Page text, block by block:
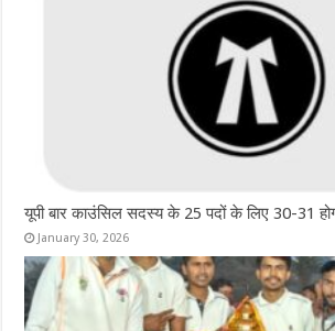
यूपी बार काउंसिल सदस्य के 25 पदों के लिए 30-31
January 30, 2026